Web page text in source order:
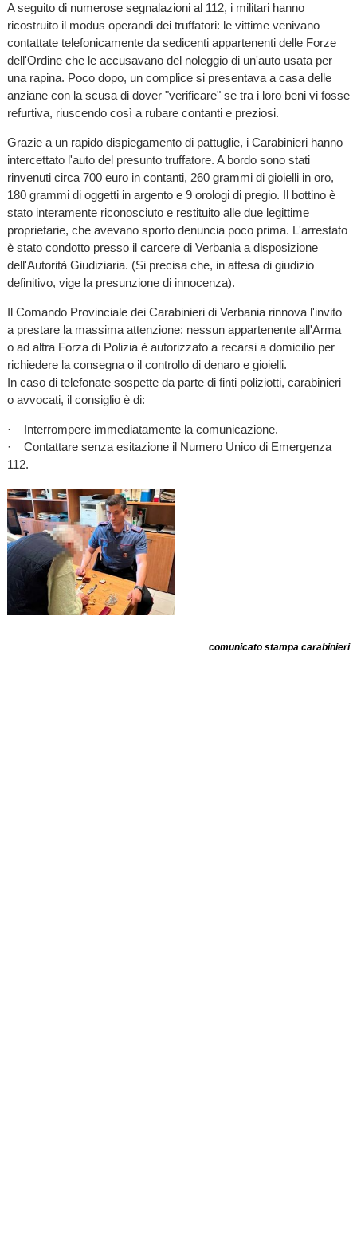
A seguito di numerose segnalazioni al 112, i militari hanno
ricostruito il modus operandi dei truffatori: le vittime venivano
contattate telefonicamente da sedicenti appartenenti delle Forze
dell'Ordine che le accusavano del noleggio di un'auto usata per
una rapina. Poco dopo, un complice si presentava a casa delle
anziane con la scusa di dover "verificare" se tra i loro beni vi fosse
refurtiva, riuscendo così a rubare contanti e preziosi.
Grazie a un rapido dispiegamento di pattuglie, i Carabinieri hanno
intercettato l'auto del presunto truffatore. A bordo sono stati
rinvenuti circa 700 euro in contanti, 260 grammi di gioielli in oro,
180 grammi di oggetti in argento e 9 orologi di pregio. Il bottino è
stato interamente riconosciuto e restituito alle due legittime
proprietarie, che avevano sporto denuncia poco prima. L'arrestato
è stato condotto presso il carcere di Verbania a disposizione
dell'Autorità Giudiziaria. (Si precisa che, in attesa di giudizio
definitivo, vige la presunzione di innocenza).
Il Comando Provinciale dei Carabinieri di Verbania rinnova l'invito
a prestare la massima attenzione: nessun appartenente all'Arma
o ad altra Forza di Polizia è autorizzato a recarsi a domicilio per
richiedere la consegna o il controllo di denaro e gioielli.
In caso di telefonate sospette da parte di finti poliziotti, carabinieri
o avvocati, il consiglio è di:
· Interrompere immediatamente la comunicazione.
· Contattare senza esitazione il Numero Unico di Emergenza
112.
comunicato stampa carabinieri